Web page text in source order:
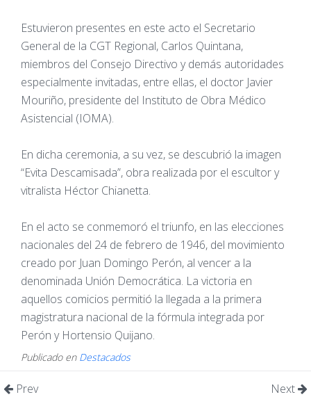
Estuvieron presentes en este acto el Secretario
General de la CGT Regional, Carlos Quintana,
miembros del Consejo Directivo y demás autoridades
especialmente invitadas, entre ellas, el doctor Javier
Mouriño, presidente del Instituto de Obra Médico
Asistencial (IOMA).
En dicha ceremonia, a su vez, se descubrió la imagen
“Evita Descamisada”, obra realizada por el escultor y
vitralista Héctor Chianetta.
En el acto se conmemoró el triunfo, en las elecciones
nacionales del 24 de febrero de 1946, del movimiento
creado por Juan Domingo Perón, al vencer a la
denominada Unión Democrática. La victoria en
aquellos comicios permitió la llegada a la primera
magistratura nacional de la fórmula integrada por
Perón y Hortensio Quijano.
Publicado en Destacados
Prev Next